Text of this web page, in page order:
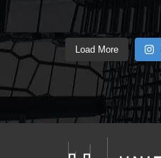
Load More